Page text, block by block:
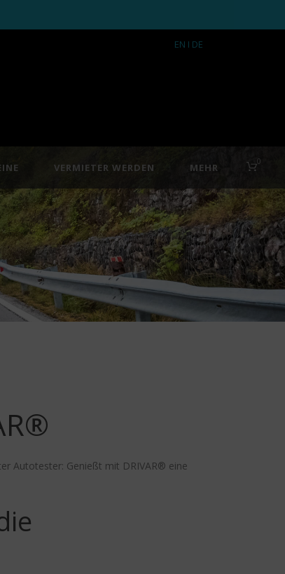
EN I DE
VERMIETER WERDEN MEHR 0
Autotester: Genießt mit DRIVAR® eine